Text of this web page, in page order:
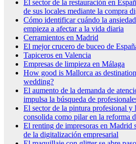
El sector de la restauración en
de sus locales mediante la compra
Cómo identificar cuándo la
empieza a afectar a la vida diaria
Cerramientos en Madrid
El mejor crucero de buceo de
Tapiceros en Valencia
Empresas de limpieza en Málaga
How good is Mallorca as
wedding?
El aumento de la demanda de
impulsa la búsqueda de
El sector de la pintura profesional y
consolida como pilar en la reforma
El renting de impresoras en Madrid
de la digitalización empresarial